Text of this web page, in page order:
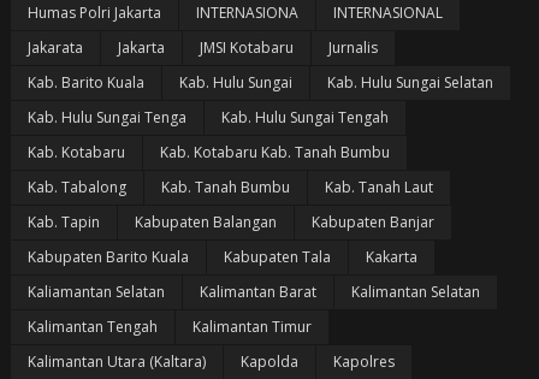
Humas Polri Jakarta
INTERNASIONA
INTERNASIONAL
Jakarata
Jakarta JMSI Kotabaru
Jurnalis
Kab. Barito Kuala
Kab. Hulu Sungai
Kab. Hulu Sungai Selatan
Kab. Hulu Sungai Tenga
Kab. Hulu Sungai Tengah
Kab. Kotabaru
Kab. Kotabaru Kab. Tanah Bumbu
Kab. Tabalong
Kab. Tanah Bumbu
Kab. Tanah Laut
Kab. Tapin
Kabupaten Balangan
Kabupaten Banjar
Kabupaten Barito Kuala
Kabupaten Tala
Kakarta
Kaliamantan Selatan
Kalimantan Barat
Kalimantan Selatan
Kalimantan Tengah
Kalimantan Timur
Kalimantan Utara (Kaltara)
Kapolda
Kapolres